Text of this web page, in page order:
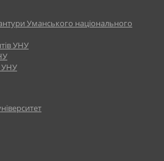
Уманського національного
УНУ
УНУ